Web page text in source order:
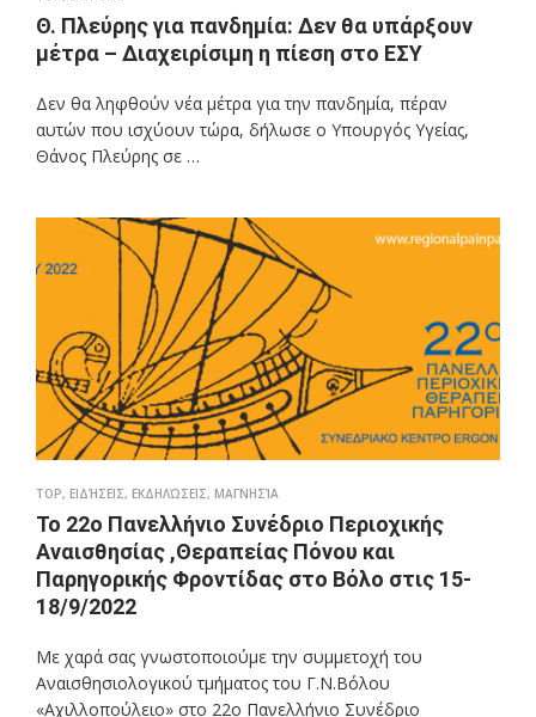
Θ. Πλεύρης για πανδημία: Δεν θα υπάρξουν
μέτρα – Διαχειρίσιμη η πίεση στο ΕΣΥ
Δεν θα ληφθούν νέα μέτρα για την πανδημία, πέραν
αυτών που ισχύουν τώρα, δήλωσε ο Υπουργός Υγείας,
Θάνος Πλεύρης σε …
TOP, ΕΙΔΉΣΕΙΣ, ΕΚΔΗΛΏΣΕΙΣ, ΜΑΓΝΗΣΊΑ
Το 22ο Πανελλήνιο Συνέδριο Περιοχικής
Αναισθησίας ,Θεραπείας Πόνου και
Παρηγορικής Φροντίδας στο Βόλο στις 15-
18/9/2022
Με χαρά σας γνωστοποιούμε την συμμετοχή του
Αναισθησιολογικού τμήματος του Γ.Ν.Βόλου
«Αχιλλοπούλειο» στο 22ο Πανελλήνιο Συνέδριο